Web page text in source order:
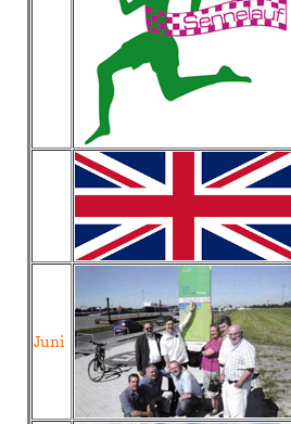
Juni